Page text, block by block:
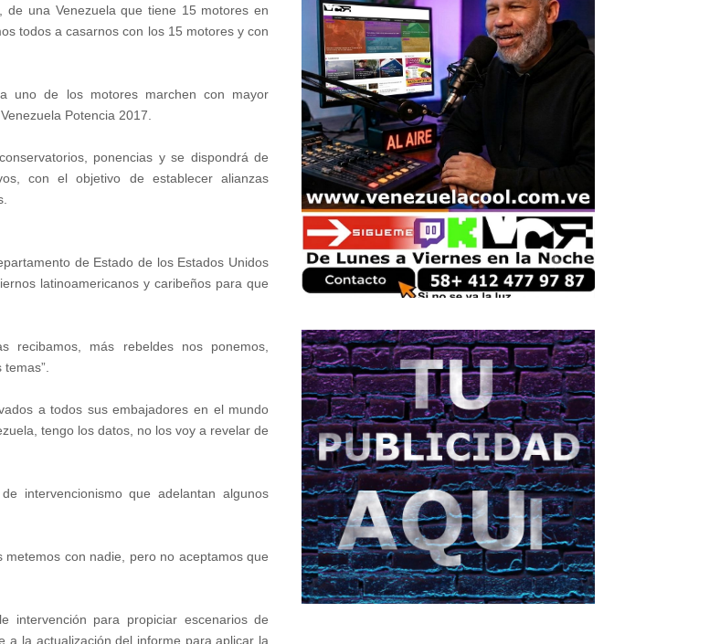
una Venezuela que tiene 15 motores en
todos a casarnos con los 15 motores y con
uno de los motores marchen con mayor
Potencia 2017.
ponencias y se dispondrá de
con el objetivo de establecer alianzas
de Estado de los Estados Unidos
latinoamericanos y caribeños para que
recibamos, más rebeldes nos ponemos,
a todos sus embajadores en el mundo
tengo los datos, no los voy a revelar de
intervencionismo que adelantan algunos
con nadie, pero no aceptamos que
intervención para propiciar escenarios de
a la actualización del informe para aplicar la